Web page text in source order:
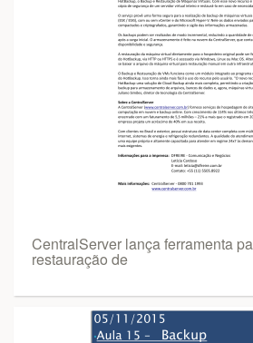
CentralServer lança ferramenta
restauração de